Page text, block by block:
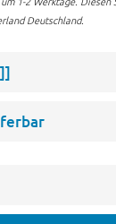
Deutschland.